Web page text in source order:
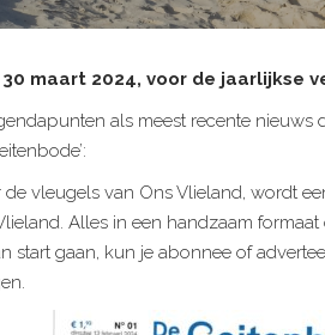
maart 2024, voor de jaarlijkse
als meest recente
vleugels van Ons Vlieland, wordt
Alles in een handzaam
start gaan, kun je abonnee of